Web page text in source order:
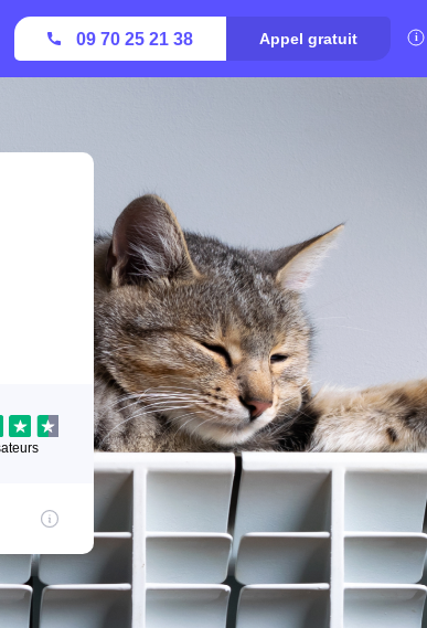
09 70 25 21 38 Appel gratuit